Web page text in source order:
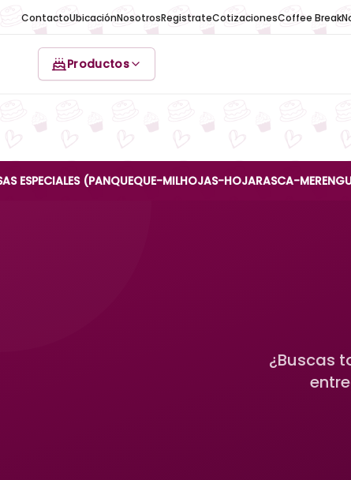
ContactoUbicaciónNosotrosRegistrateCotizacionesCoffee Break
Productos
(PANQUEQUE-MILHOJAS-HOJARASCA-MERENGUE-
¿Buscas